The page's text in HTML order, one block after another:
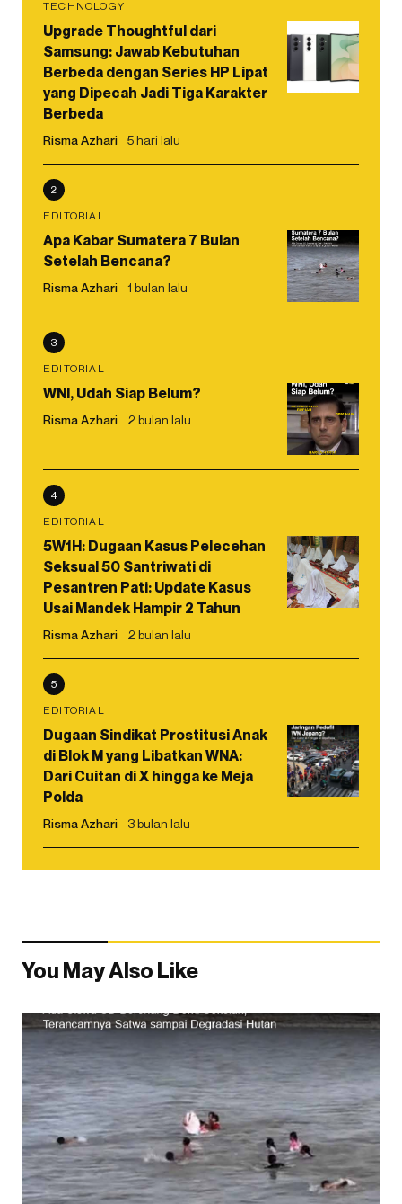
TECHNOLOGY
Upgrade Thoughtful dari
Samsung: Jawab Kebutuhan
Berbeda dengan Series HP Lipat
yang Dipecah Jadi Tiga Karakter
Berbeda
Risma Azhari 5 hari lalu
2
EDITORIAL
Apa Kabar Sumatera 7 Bulan
Setelah Bencana?
Risma Azhari 1 bulan lalu
3
EDITORIAL
WNI, Udah Siap Belum?
Risma Azhari 2 bulan lalu
4
EDITORIAL
5W1H: Dugaan Kasus Pelecehan
Seksual 50 Santriwati di
Pesantren Pati: Update Kasus
Usai Mandek Hampir 2 Tahun
Risma Azhari 2 bulan lalu
5
EDITORIAL
Dugaan Sindikat Prostitusi Anak
di Blok M yang Libatkan WNA:
Dari Cuitan di X hingga ke Meja
Polda
Risma Azhari 3 bulan lalu
You May Also Like